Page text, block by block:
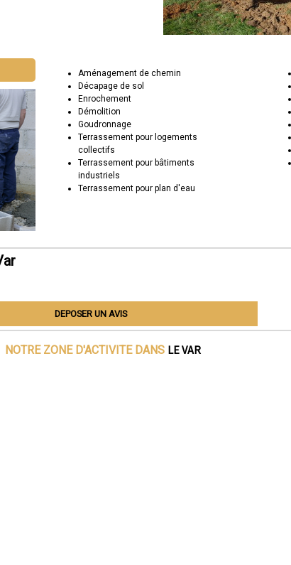
Aménagement de chemin
Décapage de sol
Enrochement
Démolition
Goudronnage
Terrassement pour logements
collectifs
Terrassement pour bâtiments
industriels
Terrassement pour plan d'eau
DEPOSER UN AVIS
NOTRE ZONE D'ACTIVITE DANS LE VAR